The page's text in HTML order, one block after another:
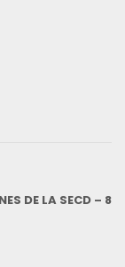
DE LA SECD – 8